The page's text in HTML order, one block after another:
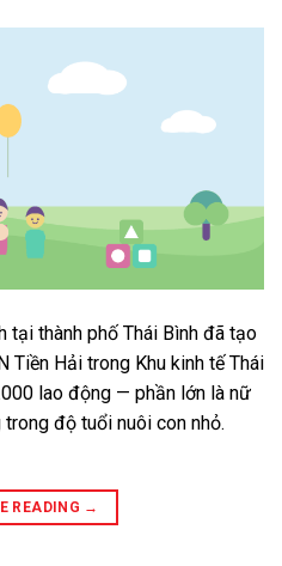
tại thành phố Thái Bình đã tạo
Tiền Hải trong Khu kinh tế Thái
lao động — phần lớn là nữ
độ tuổi nuôi con nhỏ.
READING →